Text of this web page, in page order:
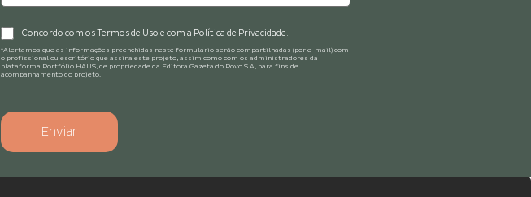
Concordo com osTermos de Uso e com a Política de Privacidade.
*Alertamos que as informações preenchidas neste formulário serão compartilhadas (por e-mail) com
o profissional ou escritório que assina este projeto, assim como com os administradores da
plataforma Portfólio HAUS, de propriedade da Editora Gazeta do Povo S.A, para fins de
acompanhamento do projeto.
Enviar